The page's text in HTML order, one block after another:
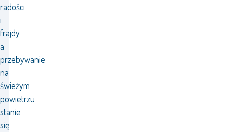
radości
i
frajdy
a
przebywanie
na
świeżym
powietrzu
stanie
się